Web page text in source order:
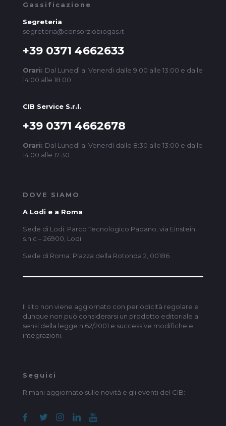
Gassificazione
Segreteria
segreteria@consorziobiogas.it
+39 0371 4662633
Orari: Dal Lunedì al Venerdì dalle 9:00 alle 13:00 e dalle
14:00 alle 18:00
CIB Service S.r.l.
+39 0371 4662678
Orari: Dal Lunedì al Venerdì dalle 8:30 alle 13:00 e dalle
14:00 alle 17:30
DOVE SIAMO
A Lodi e a Roma
Sede di Lodi: Parco Tecnologico Padano, via Einstein
s.n.c – 26900, Lodi
Sede di Roma: Piazza della Rotonda 2, 00186
Il sito non viene aggiornato con periodicità regolare e
dunque non può considerarsi un prodotto editoriale ai
sensi della legge n.62/2001 e successive modifiche e
integrazioni.
Seguici
Rimani aggiornato sulle novità e gli eventi del CIB: